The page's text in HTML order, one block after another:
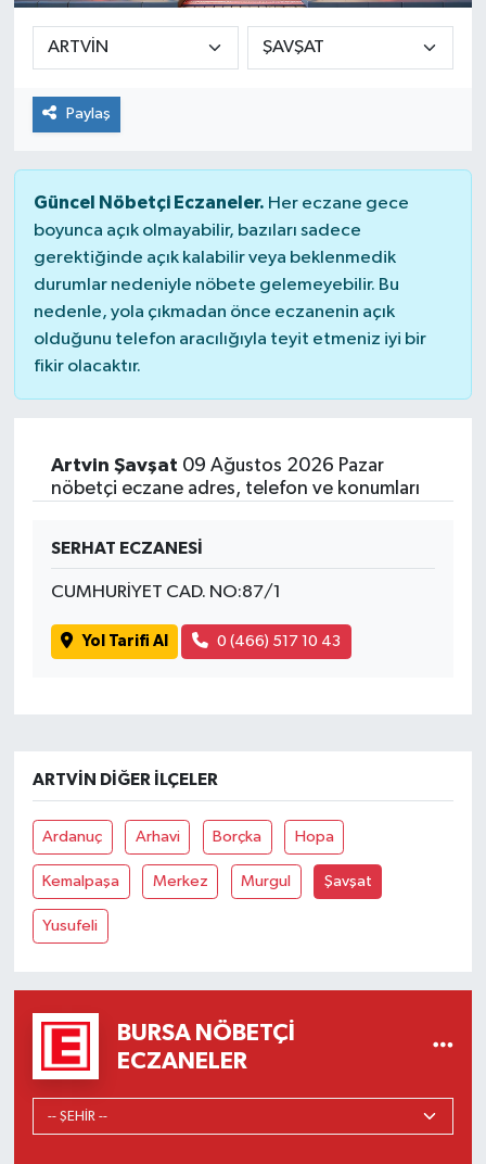
Paylaş
Güncel Nöbetçi Eczaneler. Her eczane gece
boyunca açık olmayabilir, bazıları sadece
gerektiğinde açık kalabilir veya beklenmedik
durumlar nedeniyle nöbete gelemeyebilir. Bu
nedenle, yola çıkmadan önce eczanenin açık
olduğunu telefon aracılığıyla teyit etmeniz iyi bir
fikir olacaktır.
Artvin Şavşat 09 Ağustos 2026 Pazar
nöbetçi eczane adres, telefon ve konumları
SERHAT ECZANESİ
CUMHURİYET CAD. NO:87/1
Yol Tarifi Al 0 (466) 517 10 43
ARTVIN DIĞER İLÇELER
Ardanuç Arhavi Borçka Hopa
Kemalpaşa Merkez Murgul Şavşat
Yusufeli
BURSA NÖBETÇI
ECZANELER
Sağlık
Siyaset
Teknoloji
Türkiye